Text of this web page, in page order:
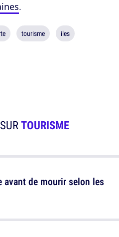
.
tourisme iles
TOURISME
avant de mourir selon les